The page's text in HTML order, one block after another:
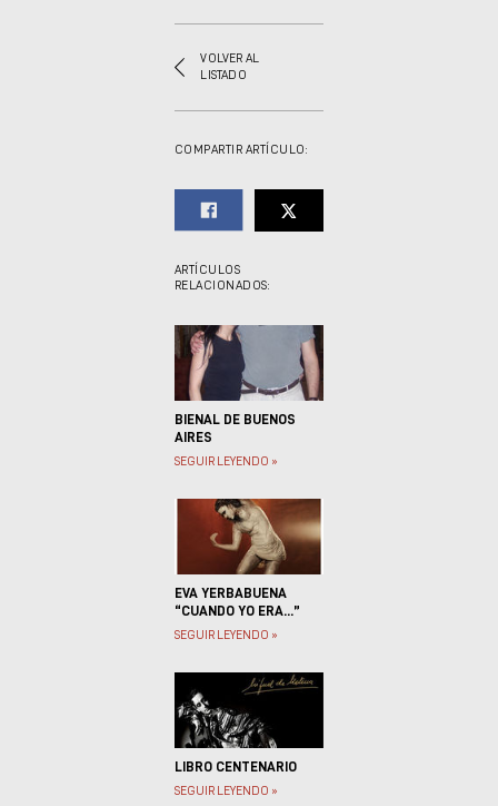
VOLVER AL
LISTADO
COMPARTIR ARTÍCULO:
ARTÍCULOS
RELACIONADOS:
BIENAL DE BUENOS
AIRES
SEGUIR LEYENDO »
EVA YERBABUENA
“CUANDO YO ERA...”
SEGUIR LEYENDO »
LIBRO CENTENARIO
SEGUIR LEYENDO »